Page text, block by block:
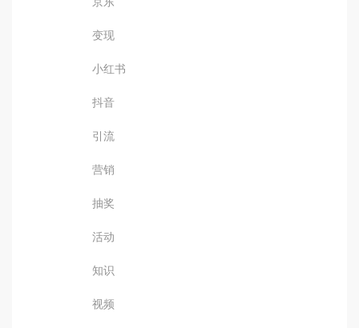
变现
小红书
抖音
引流
营销
抽奖
活动
知识
视频